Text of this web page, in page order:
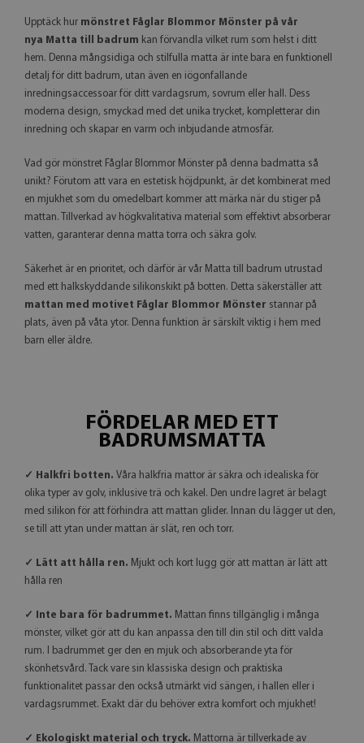
Upptäck hur mönstret Fåglar Blommor Mönster på vår
nya Matta till badrum kan förvandla vilket rum som helst i ditt
hem. Denna mångsidiga och stilfulla matta är inte bara en funktionell
detalj för ditt badrum, utan även en iögonfallande
inredningsaccessoar för ditt vardagsrum, sovrum eller hall. Dess
moderna design, smyckad med det unika trycket, kompletterar din
inredning och skapar en varm och inbjudande atmosfär.
Vad gör mönstret Fåglar Blommor Mönster på denna badmatta så
unikt? Förutom att vara en estetisk höjdpunkt, är det kombinerat med
en mjukhet som du omedelbart kommer att märka när du stiger på
mattan. Tillverkad av högkvalitativa material som effektivt absorberar
vatten, garanterar denna matta torra och säkra golv.
Säkerhet är en prioritet, och därför är vår Matta till badrum utrustad
med ett halkskyddande silikonskikt på botten. Detta säkerställer att
mattan med motivet Fåglar Blommor Mönster stannar på
plats, även på våta ytor. Denna funktion är särskilt viktig i hem med
barn eller äldre.
FÖRDELAR MED ETT
BADRUMSMATTA
✓ Halkfri botten. Våra halkfria mattor är säkra och idealiska för
olika typer av golv, inklusive trä och kakel. Den undre lagret är belagt
med silikon för att förhindra att mattan glider. Innan du lägger ut den,
se till att ytan under mattan är slät, ren och torr.
✓ Lätt att hålla ren. Mjukt och kort lugg gör att mattan är lätt att
hålla ren
✓ Inte bara för badrummet. Mattan finns tillgänglig i många
mönster, vilket gör att du kan anpassa den till din stil och ditt valda
rum. I badrummet ger den en mjuk och absorberande yta för
skönhetsvård. Tack vare sin klassiska design och praktiska
funktionalitet passar den också utmärkt vid sängen, i hallen eller i
vardagsrummet. Exakt där du behöver extra komfort och mjukhet!
✓ Ekologiskt material och tryck. Mattorna är tillverkade av